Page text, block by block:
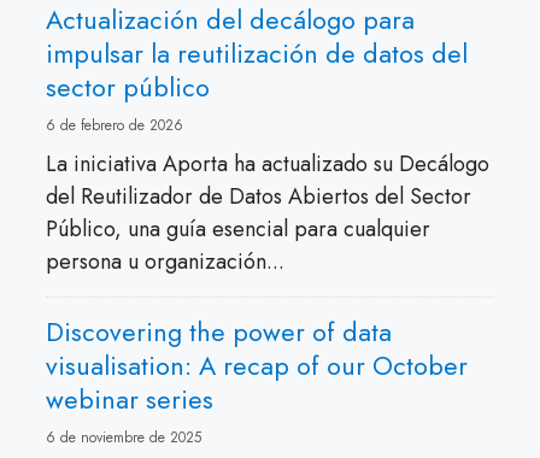
Actualización del decálogo para
impulsar la reutilización de datos del
sector público
6 de febrero de 2026
La iniciativa Aporta ha actualizado su Decálogo
del Reutilizador de Datos Abiertos del Sector
Público, una guía esencial para cualquier
persona u organización...
Discovering the power of data
visualisation: A recap of our October
webinar series
6 de noviembre de 2025